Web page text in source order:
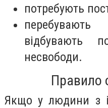
потребують
відбувають
несвободи.
Правило
Якщо у людини з